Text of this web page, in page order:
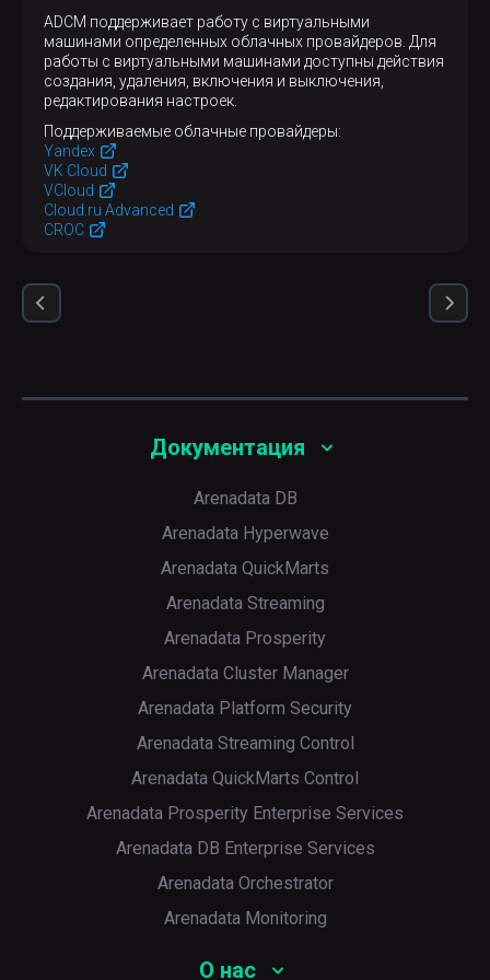
Schema-Registry
ZooKeeper
ADCM поддерживает работу с виртуальными
машинами определенных облачных провайдеров. Для
работы с виртуальными машинами доступны действия
создания, удаления, включения и выключения,
редактирования настроек.
Поддерживаемые облачные провайдеры:
Yandex
VK Cloud
VCloud
Cloud.ru Advanced
CROC
Документация
Arenadata DB
Arenadata Hyperwave
Arenadata QuickMarts
Arenadata Streaming
Arenadata Prosperity
Arenadata Cluster Manager
Arenadata Platform Security
Arenadata Streaming Control
Arenadata QuickMarts Control
Arenadata Prosperity Enterprise Services
Arenadata DB Enterprise Services
Arenadata Orchestrator
Arenadata Monitoring
О нас